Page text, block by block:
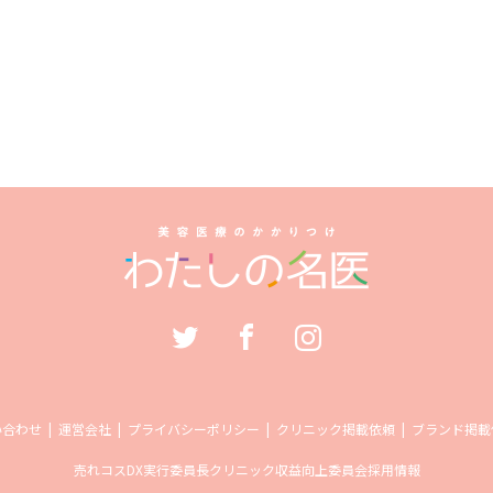
わせ 運営会社 プライバシーポリシー クリニック掲載依頼 ブランド掲
売れコスDX実行委員長クリニック収益向上委員会採用情報